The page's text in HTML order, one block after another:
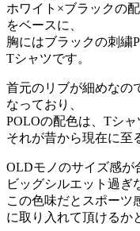
ホワイト×ブラックの
をベースに、
胸にはブラックの刺繍
Tシャツです。
首元のリブが細めなの
なっており、
POLOの配色は、Tシャ
それが昔から現在に至
OLDモノのサイズ感が
ビッグシルエット過ぎ
この色味だとスポーツ
に取り入れて頂けるか